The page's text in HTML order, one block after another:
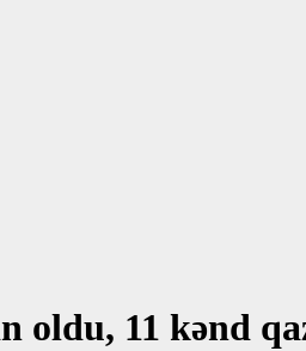
oldu, 11 kənd